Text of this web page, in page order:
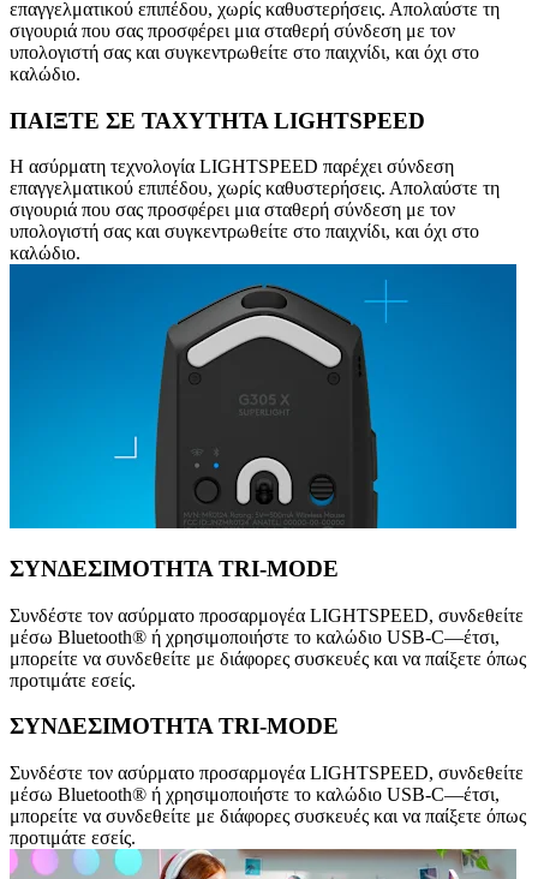
επαγγελματικού επιπέδου, χωρίς καθυστερήσεις. Απολαύστε τη
σιγουριά που σας προσφέρει μια σταθερή σύνδεση με τον
υπολογιστή σας και συγκεντρωθείτε στο παιχνίδι, και όχι στο
καλώδιο.
ΠΑΙΞΤΕ ΣΕ ΤΑΧΥΤΗΤΑ LIGHTSPEED
Η ασύρματη τεχνολογία LIGHTSPEED παρέχει σύνδεση
επαγγελματικού επιπέδου, χωρίς καθυστερήσεις. Απολαύστε τη
σιγουριά που σας προσφέρει μια σταθερή σύνδεση με τον
υπολογιστή σας και συγκεντρωθείτε στο παιχνίδι, και όχι στο
καλώδιο.
ΣΥΝΔΕΣΙΜΟΤΗΤΑ TRI-MODE
Συνδέστε τον ασύρματο προσαρμογέα LIGHTSPEED, συνδεθείτε
μέσω Bluetooth® ή χρησιμοποιήστε το καλώδιο USB-C—έτσι,
μπορείτε να συνδεθείτε με διάφορες συσκευές και να παίξετε όπως
προτιμάτε εσείς.
ΣΥΝΔΕΣΙΜΟΤΗΤΑ TRI-MODE
Συνδέστε τον ασύρματο προσαρμογέα LIGHTSPEED, συνδεθείτε
μέσω Bluetooth® ή χρησιμοποιήστε το καλώδιο USB-C—έτσι,
μπορείτε να συνδεθείτε με διάφορες συσκευές και να παίξετε όπως
προτιμάτε εσείς.